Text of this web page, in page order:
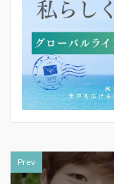
Prev